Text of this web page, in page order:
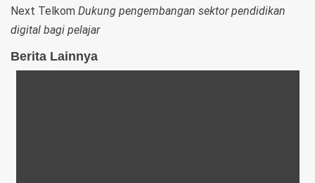
Next Telkom Dukung pengembangan sektor pendidikan
digital bagi pelajar
Berita Lainnya